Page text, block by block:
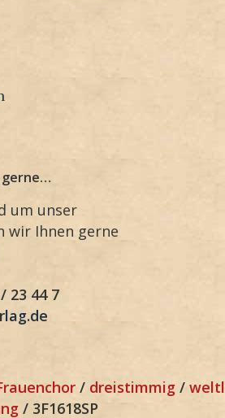
gerne…
um unser
wir Ihnen gerne
23 44 7
/ dreistimmig /
/ 3F1618SP